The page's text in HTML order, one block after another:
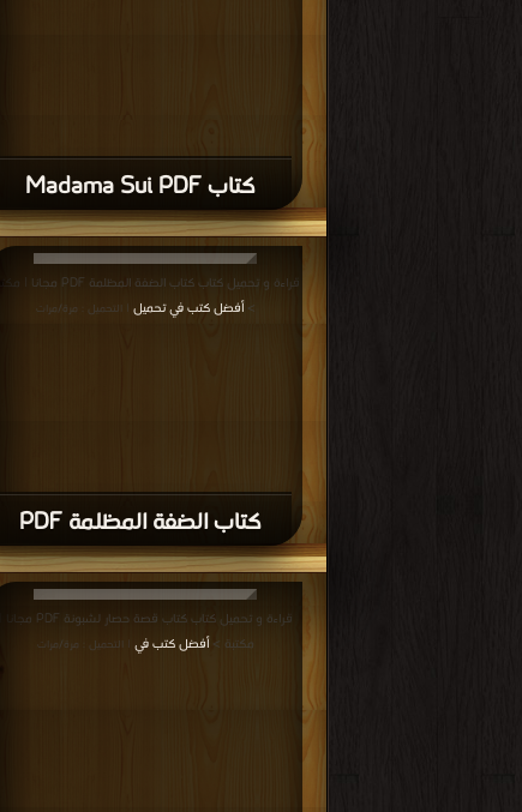
كتاب Madama Sui PDF
كتاب الضفة المظلمة PDF
قراءة و تحميل كتاب كتاب الضفة المظلمة PDF مجانا | مكتبة
>أفضل كتب في تحميل | التحميل : مرة/مرات
قراءة و تحميل كتاب كتاب قصة حصار لشبونة PDF مجانا |
مكتبة >أفضل كتب في | التحميل : مرة/مرات